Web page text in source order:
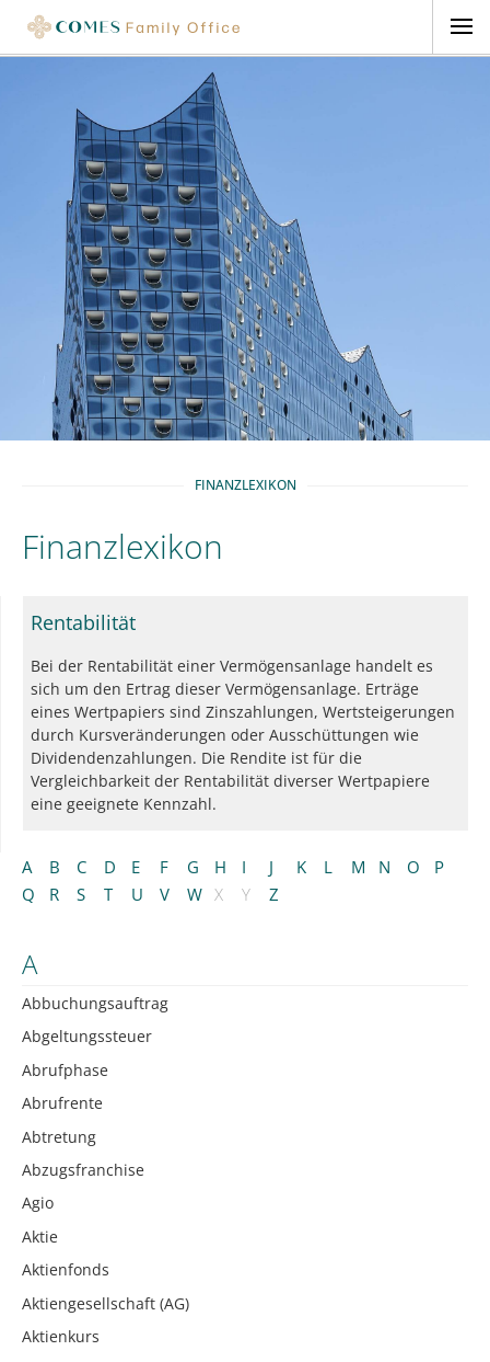
FINANZLEXIKON
Finanzlexikon
A B C D E F G H I J K L M N O
P
Q
R S T U V W X Y Z
A
Abbuchungsauftrag
Abgeltungssteuer
Abrufphase
Abrufrente
Abtretung
Abzugsfranchise
Agio
Aktie
Aktienfonds
Aktiengesellschaft (AG)
Aktienkurs
Rentabilität
Bei der Rentabilität einer Vermögensanlage handelt es
sich um den Ertrag dieser Vermögensanlage. Erträge
eines Wertpapiers sind Zinszahlungen, Wertsteigerungen
durch Kursveränderungen oder Ausschüttungen wie
Dividendenzahlungen. Die Rendite ist für die
Vergleichbarkeit der Rentabilität diverser Wertpapiere
eine geeignete Kennzahl.